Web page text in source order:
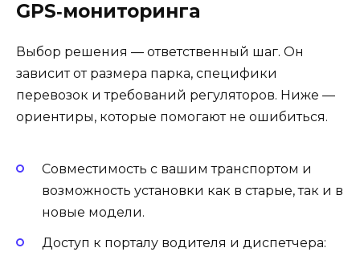
GPS‑мониторинга
Выбор решения — ответственный шаг. Он
зависит от размера парка, специфики
перевозок и требований регуляторов. Ниже —
ориентиры, которые помогают не ошибиться.
Совместимость с вашим транспортом и
возможность установки как в старые, так и в
новые модели.
Доступ к порталу водителя и диспетчера: